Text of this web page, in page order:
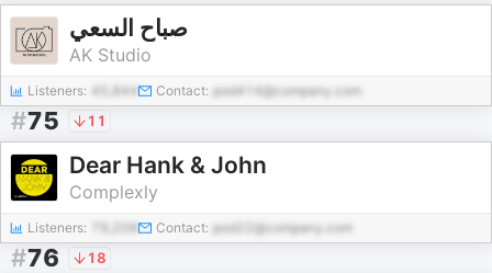
صباح السعي
AK Studio
Listeners: 45,844 Contact: pod414@company.com
#75 11
Dear Hank & John
Complexly
Listeners: Contact: pod22@company.com
#76 18